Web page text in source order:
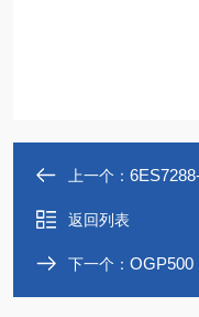
上一个： 6ES7288-
返回列表
下一个： OGP500 .